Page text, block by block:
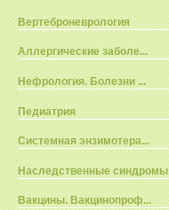
Вертеброневрология
Аллергические заболе...
Нефрология. Болезни ...
Педиатрия
Системная энзимотера...
Наследственные синдромы
Вакцины. Вакцинопроф...